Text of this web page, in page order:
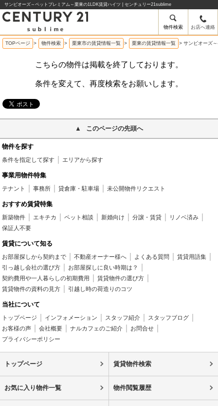
サンビオーズ～ペットプレミアム～栗東の1LDK賃貸ハイツ | センチュリー21sublime
物件検索 お店へ連絡
TOPページ > 物件検索 > 栗東市の賃貸情報一覧 > 栗東の賃貸情報一覧 > サンビオーズ
こちらの物件は掲載を終了しております。
条件を変えて、再度検索をお願いします。
このページの先頭へ
物件を探す
条件を指定して探す エリアから探す
事業用物件特集
テナント 事務所 貸倉庫・駐車場 未公開物件リクエスト
おすすめ賃貸特集
新築物件 エキチカ ペット相談 新婚向け 分譲・賃貸
リノベ済み
保証人不要
賃貸について知る
お部屋探しから契約まで 不動産オーナー様へ よくある質問
賃貸用語集
引っ越し会社の選び方
お部屋探しに良い時期は？
契約費用や一人暮らしの初期費用
賃貸物件の選び方
賃貸物件の資料の見方
引越し時の荷造りのコツ
当社について
トップページ インフォメーション スタッフ紹介
スタッフブログ
お客様の声
会社概要 ナルカフェのご紹介
お問合せ
プライバシーポリシー
トップページ 賃貸物件検索
お気に入り物件一覧 物件閲覧履歴